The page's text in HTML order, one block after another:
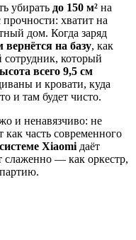
убирать до 150 м² на
хватит на
дом. Когда заряд
вернётся на базу, как
который
всего 9,5 см
и кровати, куда
и там будет чисто.
и ненавязчиво: не
часть современного
Xiaomi даёт
слаженно — как оркестр,